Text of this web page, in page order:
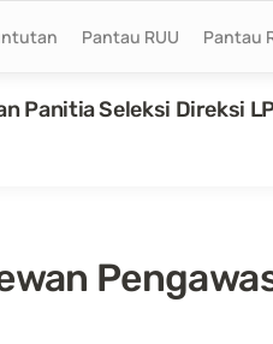
Panitia Seleksi Direksi
Pantau RUU Pantau